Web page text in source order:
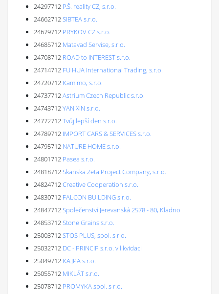
24297712 P.Š. reality CZ, s.r.o.
24662712SIBTEA s.r.o.
24679712 PRYKOV CZ s.r.o.
24685712 Matavad Servise, s.r.o.
24708712 ROAD to INTEREST s.r.o.
24714712 FU HUA International Trading, s.r.o.
24720712 Kamimo, s.r.o.
24737712Astrium Czech Republic s.r.o.
24743712YAN XIN s.r.o.
24772712Tvůj lepší den s.r.o.
24789712 IMPORT CARS & SERVICES s.r.o.
24795712 NATURE HOME s.r.o.
24801712 Pasea s.r.o.
24818712Skanska Zeta Project Company, s.r.o.
24824712Creative Cooperation s.r.o.
24830712 FALCON BUILDING s.r.o.
24847712Společenství Jerevanská 2578 - 80, Kladno
24853712Stone Grains s.r.o.
25003712STOS PLUS, spol. s r.o.
25032712 DC - PRINCIP s.r.o. v likvidaci
25049712 KAJPA s.r.o.
25055712 MIKLÁT s.r.o.
25078712 PROMYKA spol. s r.o.